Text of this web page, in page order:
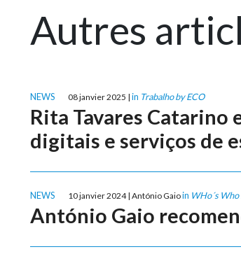
Autres
NEWS 08 janvier 2025 | in Trabalho by ECO
Rita Tavares Catarino
digitais e serviços de
NEWS 10 janvier 2024 | António Gaioin WHo´s Who
António Gaio